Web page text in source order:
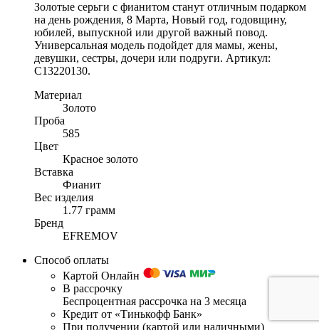
Золотые серьги с фианитом станут отличным подарком
на день рождения, 8 Марта, Новый год, годовщину,
юбилей, выпускной или другой важный повод.
Универсальная модель подойдет для мамы, жены,
девушки, сестры, дочери или подруги. Артикул:
С13220130.
Материал
Золото
Проба
585
Цвет
Красное золото
Вставка
Фианит
Вес изделия
1.77 грамм
Бренд
EFREMOV
Способ оплаты
Картой Онлайн
В рассрочку
Беспроцентная рассрочка на 3 месяца
Кредит от «Тинькофф Банк»
При получении (картой или наличными)